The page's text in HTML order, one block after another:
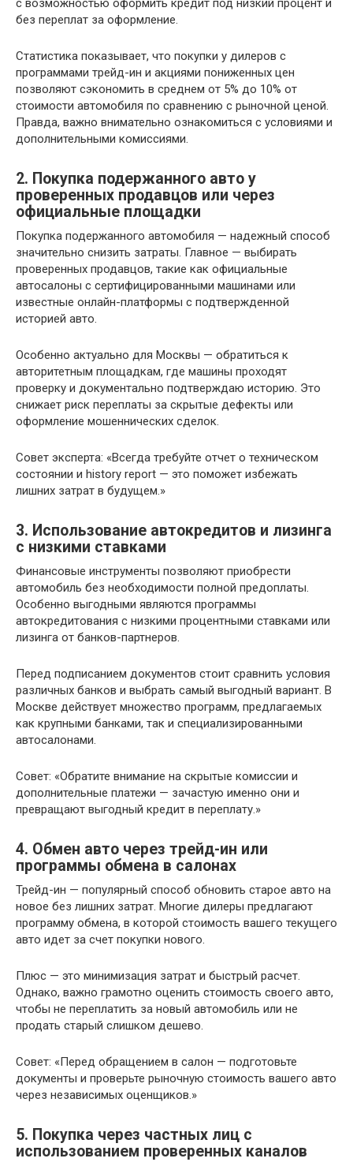
с возможностью оформить кредит под низкий процент и
без переплат за оформление.
Статистика показывает, что покупки у дилеров с
программами трейд-ин и акциями пониженных цен
позволяют сэкономить в среднем от 5% до 10% от
стоимости автомобиля по сравнению с рыночной ценой.
Правда, важно внимательно ознакомиться с условиями и
дополнительными комиссиями.
2. Покупка подержанного авто у
проверенных продавцов или через
официальные площадки
Покупка подержанного автомобиля — надежный способ
значительно снизить затраты. Главное — выбирать
проверенных продавцов, такие как официальные
автосалоны с сертифицированными машинами или
известные онлайн-платформы с подтвержденной
историей авто.
Особенно актуально для Москвы — обратиться к
авторитетным площадкам, где машины проходят
проверку и документально подтверждаю историю. Это
снижает риск переплаты за скрытые дефекты или
оформление мошеннических сделок.
Совет эксперта: «Всегда требуйте отчет о техническом
состоянии и history report — это поможет избежать
лишних затрат в будущем.»
3. Использование автокредитов и лизинга
с низкими ставками
Финансовые инструменты позволяют приобрести
автомобиль без необходимости полной предоплаты.
Особенно выгодными являются программы
автокредитования с низкими процентными ставками или
лизинга от банков-партнеров.
Перед подписанием документов стоит сравнить условия
различных банков и выбрать самый выгодный вариант. В
Москве действует множество программ, предлагаемых
как крупными банками, так и специализированными
автосалонами.
Совет: «Обратите внимание на скрытые комиссии и
дополнительные платежи — зачастую именно они и
превращают выгодный кредит в переплату.»
4. Обмен авто через трейд-ин или
программы обмена в салонах
Трейд-ин — популярный способ обновить старое авто на
новое без лишних затрат. Многие дилеры предлагают
программу обмена, в которой стоимость вашего текущего
авто идет за счет покупки нового.
Плюс — это минимизация затрат и быстрый расчет.
Однако, важно грамотно оценить стоимость своего авто,
чтобы не переплатить за новый автомобиль или не
продать старый слишком дешево.
Совет: «Перед обращением в салон — подготовьте
документы и проверьте рыночную стоимость вашего авто
через независимых оценщиков.»
5. Покупка через частных лиц с
использованием проверенных каналов